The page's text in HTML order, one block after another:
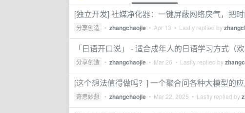
[独立开发] 社媒净化器：一键屏蔽网络戾气，把
分享创造 • zhangchaojie • Apr 13 • Lastly replied by
「日语开口说」 - 适合成年人的日语学习方式（欢
分享创造 • zhangchaojie • Mar 26 • Lastly replied by
[这个想法值得做吗？] 一个聚合问各种大模型的
奇思妙想 • zhangchaojie • Mar 22, 2025 • Lastly replied by